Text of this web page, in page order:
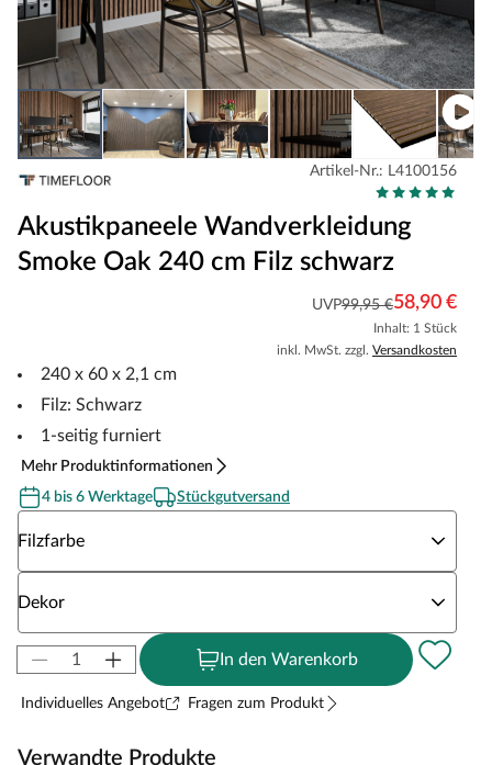
Artikel-Nr.: L4100156
Akustikpaneele Wandverkleidung
Smoke Oak 240 cm Filz schwarz
UVP99,95 €58,90 €
Inhalt: 1 Stück
inkl. MwSt. zzgl. Versandkosten
240 x 60 x 2,1 cm
Filz: Schwarz
1-seitig furniert
Mehr Produktinformationen
4 bis 6 Werktage
Stückgutversand
Filzfarbe
Dekor
In den Warenkorb
Individuelles Angebot Fragen zum Produkt
Verwandte Produkte